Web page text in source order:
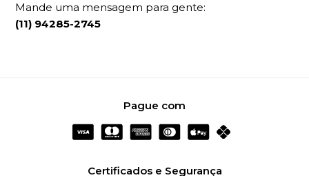
Mande uma mensagem para gente:
(11) 94285-2745
Pague com
Certificados e Segurança